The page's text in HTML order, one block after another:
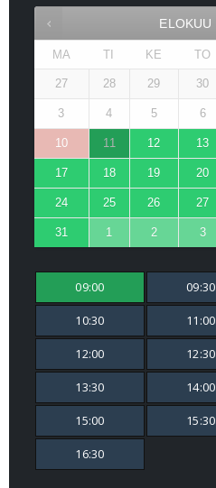
ELOKUU
MA TI KE TO
27 28 29 30
3 4 5 6
10 11 12 13
17 18 19 20
24 25 26 27
31 1 2 3
09:00 09:30
10:30 11:00
12:00 12:30
13:30 14:00
15:00 15:30
16:30